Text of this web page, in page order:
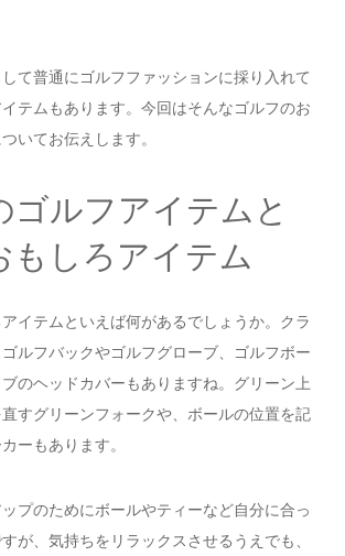
て普通にゴルフファッションに採り入れて
テムもあります。今回はそんなゴルフのお
いてお伝えします。
ゴルフアイテムと
もしろアイテム
イテムといえば何があるでしょうか。クラ
ルフバックやゴルフグローブ、ゴルフボー
のヘッドカバーもありますね。グリーン上
すグリーンフォークや、ボールの位置を記
ーもあります。
プのためにボールやティーなど自分に合っ
が、気持ちをリラックスさせるうえでも、